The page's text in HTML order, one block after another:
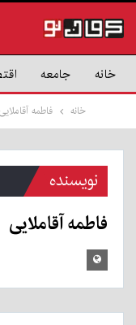
خانه جامعه
خانه فاطمه آقاملایی
نویسنده
فاطمه آقاملایی